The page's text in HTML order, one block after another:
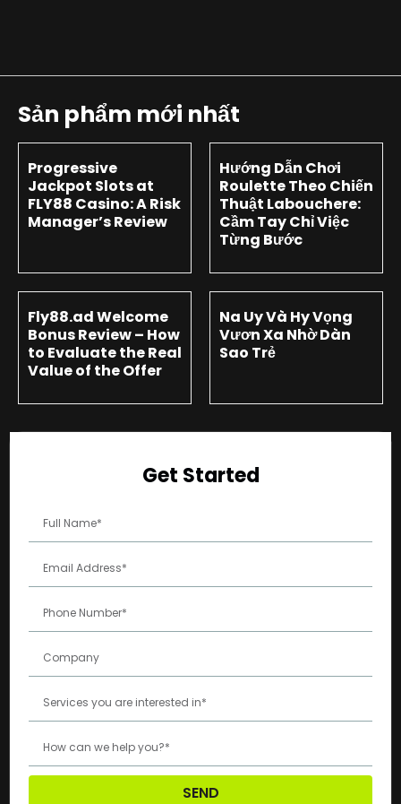
Sản phẩm mới nhất
Progressive
Jackpot Slots at
FLY88 Casino: A Risk
Manager’s Review
Hướng Dẫn Chơi
Roulette Theo Chiến
Thuật Labouchere:
Cầm Tay Chỉ Việc
Từng Bước
Fly88.ad Welcome
Bonus Review – How
to Evaluate the Real
Value of the Offer
Na Uy Và Hy Vọng
Vươn Xa Nhờ Dàn
Sao Trẻ
Get Started
SEND